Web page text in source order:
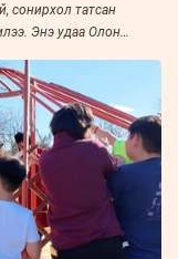
сонирхол татсан
Энэ удаа Олон